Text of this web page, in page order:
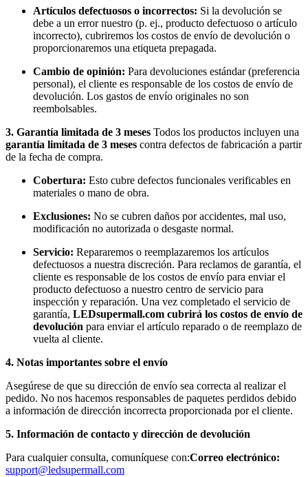
Artículos defectuosos o incorrectos: Si la devolución se
debe a un error nuestro (p. ej., producto defectuoso o artículo
incorrecto), cubriremos los costos de envío de devolución o
proporcionaremos una etiqueta prepagada.
Cambio de opinión: Para devoluciones estándar (preferencia
personal), el cliente es responsable de los costos de envío de
devolución. Los gastos de envío originales no son
reembolsables.
3. Garantía limitada de 3 meses Todos los productos incluyen una
garantía limitada de 3 meses contra defectos de fabricación a partir
de la fecha de compra.
Cobertura: Esto cubre defectos funcionales verificables en
materiales o mano de obra.
Exclusiones: No se cubren daños por accidentes, mal uso,
modificación no autorizada o desgaste normal.
Servicio: Repararemos o reemplazaremos los artículos
defectuosos a nuestra discreción. Para reclamos de garantía, el
cliente es responsable de los costos de envío para enviar el
producto defectuoso a nuestro centro de servicio para
inspección y reparación. Una vez completado el servicio de
garantía, LEDsupermall.com cubrirá los costos de envío de
devolución para enviar el artículo reparado o de reemplazo de
vuelta al cliente.
4. Notas importantes sobre el envío
Asegúrese de que su dirección de envío sea correcta al realizar el
pedido. No nos hacemos responsables de paquetes perdidos debido
a información de dirección incorrecta proporcionada por el cliente.
5. Información de contacto y dirección de devolución
Para cualquier consulta, comuníquese con:Correo electrónico:
support@ledsupermall.com